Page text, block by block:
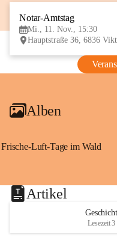
Notar-Amtstag
Mi., 11. Nov., 15:30
Hauptstraße 36, 6836
Alben
Frische-Luft-Tage im Wald
Artikel
Lesezeit